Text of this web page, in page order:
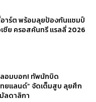
าร์ต พร้อมลุยป้องกันแชมป์
ชีย ครอสคันทรี แรลลี่ 2026
ลอมบอก! ทัพนักบิด
ทยแลนด์” จัดเต็มสูบ ลุยศึก
ลดาลิกา